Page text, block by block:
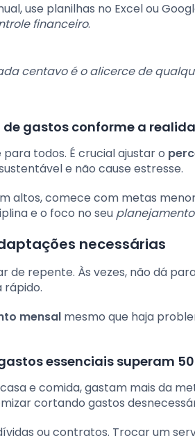
use planilhas no Excel ou
financeiro.
centavo é o alicerce de
gastos conforme a
todos. É crucial ajustar o
e não cause estresse.
altos, comece com metas
e o foco no seu
necessárias
de repente. Às vezes, não dá
rápido.
mensal mesmo que haja
essenciais superam
e comida, gastam mais da
cortando gastos
ou contratos. Trocar um